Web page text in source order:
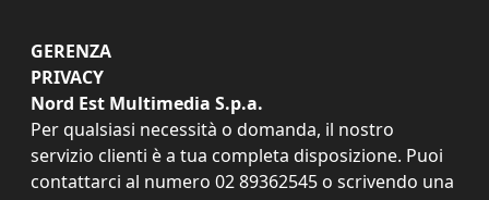
GERENZA
PRIVACY
Nord Est Multimedia S.p.a.
Per qualsiasi necessità o domanda, il nostro
servizio clienti è a tua completa disposizione. Puoi
contattarci al numero 02 89362545 o scrivendo una